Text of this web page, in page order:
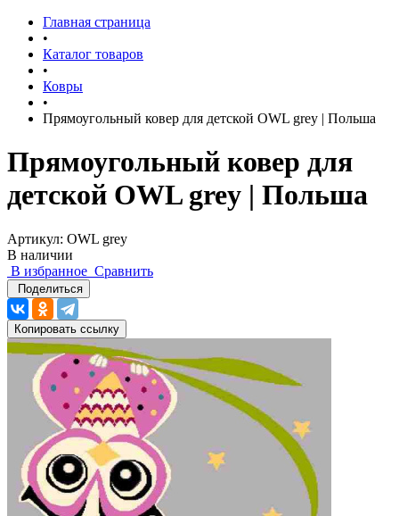
Главная страница
•
Каталог товаров
•
Ковры
•
Прямоугольный ковер для детской OWL grey | Польша
Прямоугольный ковер для
детской OWL grey | Польша
Артикул: OWL grey
В наличии
В избранное Сравнить
Поделиться
Копировать ссылку